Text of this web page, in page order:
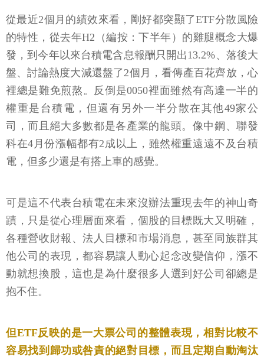
從最近2個月的績效來看，剛好都突顯了ETF分散風險
的特性，從去年H2（編按：下半年）的雞腿概念大爆
發，到今年以來台積電含息報酬只開出13.2%、落後大
盤、討論熱度大減還盤了2個月，看傳產百花齊放，心
裡總是難免煎熬。反倒是0050裡面雖然有高達一半的
權重是台積電，但還有另外一半分散在其他49家公
司，而且絕大多數都是各產業的龍頭。像中鋼、聯發
科在4月份漲幅都有2成以上，雖然權重遠遠不及台積
電，但多少還是有搭上車的感覺。
可是這不代表台積電在未來沒辦法重現去年的神山奇
蹟，只是從心理層面來看，個股的目標既大又明確，
各種營收財報、法人目標和市場消息，甚至同族群其
他公司的表現，都容易讓人動心起念改變信仰，漲不
動就想換股，這也是為什麼很多人選到好公司卻總是
抱不住。
但ETF反映的是一大票公司的整體表現，相對比較不
容易找到歸功或咎責的絕對目標，而且定期自動淘汰